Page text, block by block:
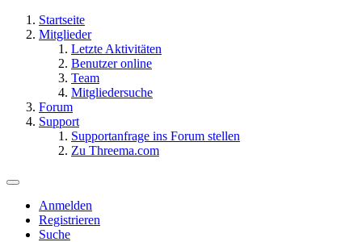
Startseite
Mitglieder
Letzte Aktivitäten
Benutzer online
Team
Mitgliedersuche
Forum
Support
Supportanfrage ins Forum stellen
Zu Threema.com
Anmelden
Registrieren
Suche